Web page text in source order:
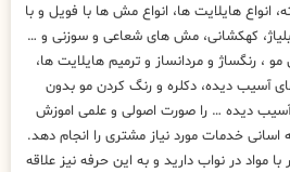
انواع هایلایت ها، انواع مش ها با فویل و با
بلیاژ، کهکشانی، مش های شعاعی و سوزنی و …
، رنگساژ و مردانساز و ترمیم هایلایت ها،
آسیب دیده، دکلره و رنگ کردن مو بدون
دیده … را صورت اصولی و علمی اموزش
اسانی خدمات مورد نیاز مشتری را انجام دهد.
مواد در نواب دارید و به این حرفه نیز علاقه